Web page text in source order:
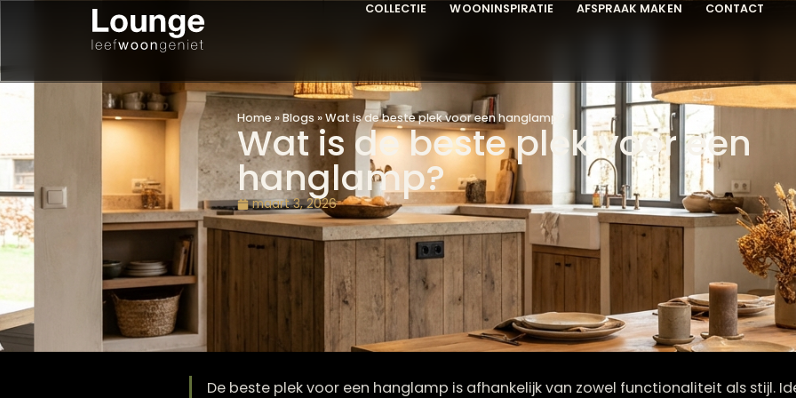
COLLECTIE WOONINSPIRATIE AFSPRAAK MAKEN
Home»Blogs » Wat is de beste plek voor een hanglamp?
Wat is de beste plek voor
hanglamp?
maart 3, 2026